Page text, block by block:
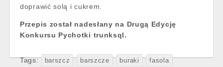
doprawić solą i cukrem.
Przepis został nadesłany na Drugą Edycję
Konkursu Pychotki trunksql.
Tags: barszcz barszcze buraki fasola